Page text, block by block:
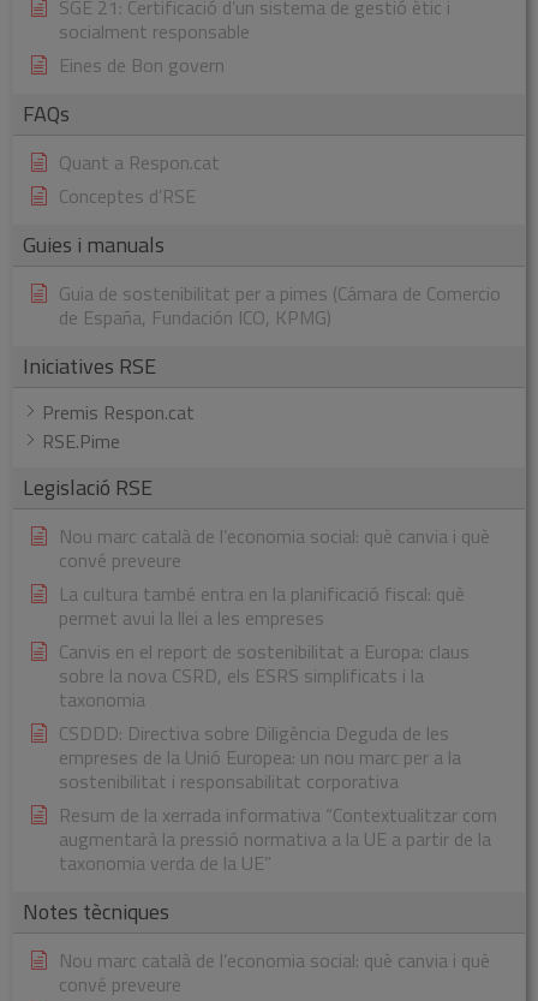
SGE 21: Certificació d’un sistema de gestió ètic i
socialment responsable
Eines de Bon govern
FAQs
Quant a Respon.cat
Conceptes d’RSE
Guies i manuals
Guia de sostenibilitat per a pimes (Cámara de Comercio
de España, Fundación ICO, KPMG)
Iniciatives RSE
Premis Respon.cat
RSE.Pime
Legislació RSE
Nou marc català de l’economia social: què canvia i què
convé preveure
La cultura també entra en la planificació fiscal: què
permet avui la llei a les empreses
Canvis en el report de sostenibilitat a Europa: claus
sobre la nova CSRD, els ESRS simplificats i la
taxonomia
CSDDD: Directiva sobre Diligència Deguda de les
empreses de la Unió Europea: un nou marc per a la
sostenibilitat i responsabilitat corporativa
Resum de la xerrada informativa “Contextualitzar com
augmentarà la pressió normativa a la UE a partir de la
taxonomia verda de la UE”
Notes tècniques
Nou marc català de l’economia social: què canvia i què
convé preveure